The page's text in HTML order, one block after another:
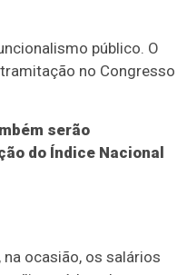
público. O
no Congresso
serão
do Índice Nacional
ocasião, os salários